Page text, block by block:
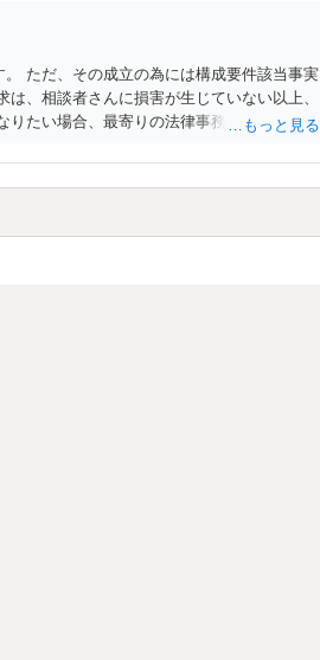
ただ、その成立の為には構成要件該当事実
、相談者さんに損害が生じていない以上、
りたい場合、最寄りの法律事務所での相談を